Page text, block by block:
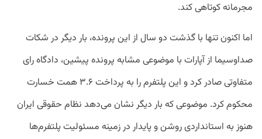
مجرمانه کوتاهی کند.
اما اکنون تنها با گذشت دو سال از این پرونده، بار دیگر در شکات
صداوسیما از آپارات با موضوعی مشابه پرونده پیشین، دادگاه رای
متفاوتی صادر کرد و این پلتفرم را به پرداخت ۳.۶ همت خسارت
محکوم کرد. موضوعی که بار دیگر نشان می‌دهد نظام حقوقی ایران
هنوز به استانداردی روشن و پایدار در زمینه مسئولیت پلتفرم‌ها